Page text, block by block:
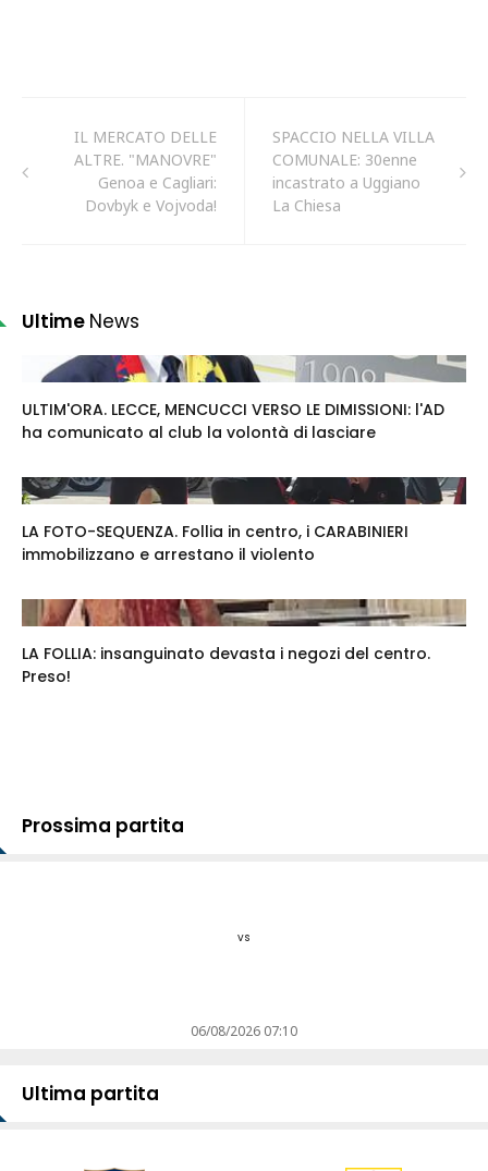
IL MERCATO DELLE
ALTRE. "MANOVRE"
Genoa e Cagliari:
Dovbyk e Vojvoda!
SPACCIO NELLA VILLA
COMUNALE: 30enne
incastrato a Uggiano
La Chiesa
Ultime News
ULTIM'ORA. LECCE, MENCUCCI VERSO LE DIMISSIONI: l'AD
ha comunicato al club la volontà di lasciare
LA FOTO-SEQUENZA. Follia in centro, i CARABINIERI
immobilizzano e arrestano il violento
LA FOLLIA: insanguinato devasta i negozi del centro.
Preso!
Prossima partita
vs
06/08/2026 07:10
Ultima partita